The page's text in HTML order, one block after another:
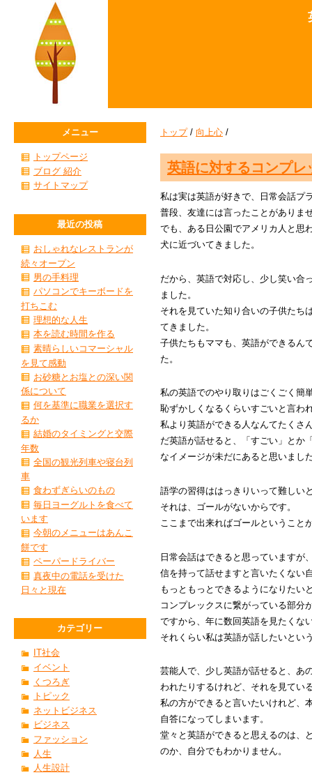
トップ/ 向上心 /
英語に対するコンプレ
私は実は英語が好きで、日常会話プ
普段、友達には言ったことがありま
でも、ある日公園でアメリカ人と思
犬に近づいてきました。
だから、英語で対応し、少し笑い合
ました。
それを見ていた知り合いの子供たち
てきました。
子供たちもママも、英語ができるん
た。
私の英語でのやり取りはごくごく簡
恥ずかしくなるくらいすごいと言わ
私より英語ができる人なんてたくさ
だ英語が話せると、「すごい」とか
なイメージが未だにあると思いまし
語学の習得ははっきりいって難しい
それは、ゴールがないからです。
ここまで出来ればゴールということ
日常会話はできると思っていますが
信を持って話せますと言いたくない
もっともっとできるようになりたい
コンプレックスに繋がっている部分
ですから、年に数回英語を見たくな
それくらい私は英語が話したいとい
芸能人で、少し英語が話せると、あ
われたりするけれど、それを見てい
私の方ができると言いたいけれど、
自答になってしまいます。
堂々と英語ができると思えるのは、
のか、自分でもわかりません。
メニュー
トップページ
ブログ 紹介
サイトマップ
最近の投稿
おしゃれなレストランが
続々オープン
男の手料理
パソコンでキーボードを
打ちこむ
理想的な人生
本を読む時間を作る
素晴らしいコマーシャル
を見て感動
お砂糖とお塩との深い関
係について
何を基準に職業を選択す
るか
結婚のタイミングと交際
年数
全国の観光列車や寝台列
車
食わずぎらいのもの
毎日ヨーグルトを食べて
います
今朝のメニューはあんこ
餅です
ペーパードライバー
真夜中の電話を受けた
日々と現在
カテゴリー
IT社会
イベント
くつろぎ
トピック
ネットビジネス
ビジネス
ファッション
人生
人生設計